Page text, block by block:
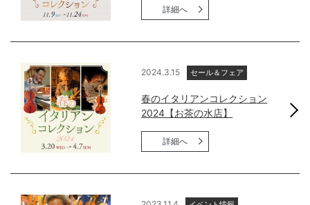
詳細へ
2024.3.15 セール＆フェア
春のイタリアンコレクション
2024【お茶の水店】
詳細へ